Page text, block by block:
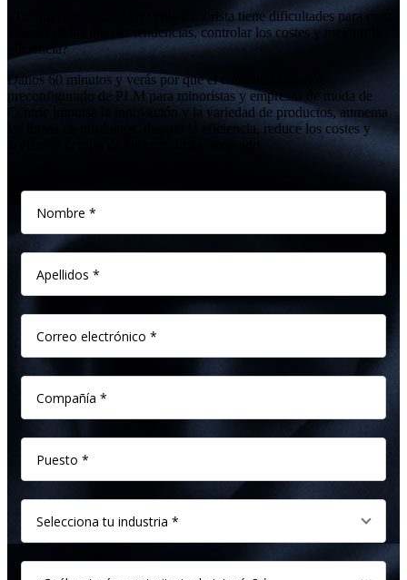
¿Tu empresa de moda o venta minorista tiene dificultades para estar
al tanto de las últimas tendencias, controlar los costes y mejorar la
eficiencia?
Danos 60 minutos y verás por qué el completo software
preconfigurado de PLM para minoristas y empresas de moda de
Centric impulsa la innovación y la variedad de productos, aumenta
las líneas de productos, dispara la eficiencia, reduce los costes y